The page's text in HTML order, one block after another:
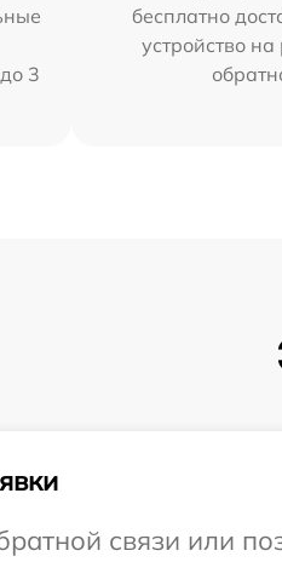
3
бесплатно
устройство
связи или